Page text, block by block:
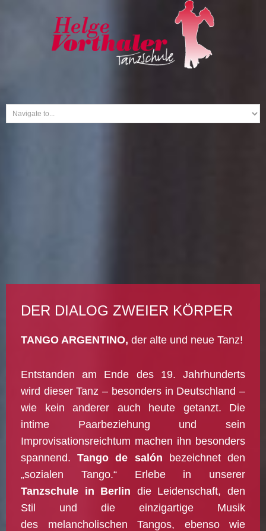
DER DIALOG ZWEIER KÖRPER
TANGO ARGENTINO, der alte und neue Tanz!
Entstanden am Ende des 19. Jahrhunderts
wird dieser Tanz – besonders in Deutschland –
wie kein anderer auch heute getanzt. Die
intime Paarbeziehung und sein
Improvisationsreichtum machen ihn besonders
spannend.Tango de salón bezeichnet den
„sozialen Tango.“ Erlebe in unserer
Tanzschule in Berlin die Leidenschaft, den
Stil und die einzigartige Musik
des melancholischen Tangos, ebenso wie